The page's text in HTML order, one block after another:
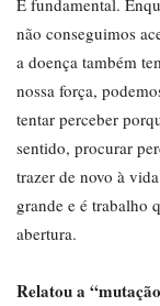
É fundamental.
não conseguimos
a doença também
nossa força,
tentar perceber
sentido, procurar
trazer de novo à
grande e é trabalho
abertura.
Relatou a